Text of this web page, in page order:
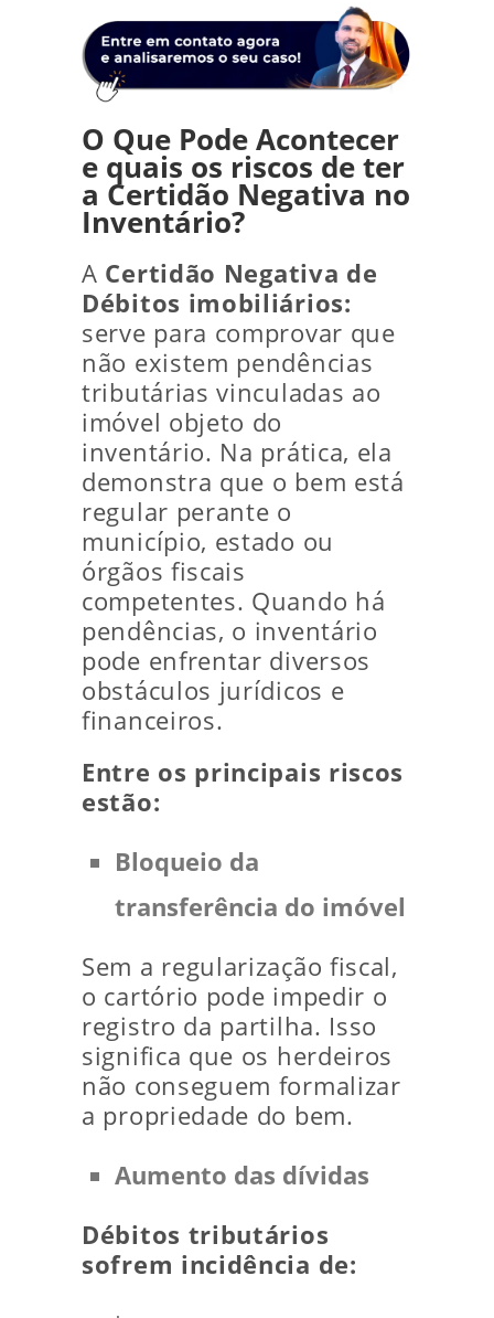
O Que Pode Acontecer
e quais os riscos de ter
a Certidão Negativa no
Inventário?
A Certidão Negativa de
Débitos imobiliários:
serve para comprovar que
não existem pendências
tributárias vinculadas ao
imóvel objeto do
inventário. Na prática, ela
demonstra que o bem está
regular perante o
município, estado ou
órgãos fiscais
competentes. Quando há
pendências, o inventário
pode enfrentar diversos
obstáculos jurídicos e
financeiros.
Entre os principais riscos
estão:
Bloqueio da
transferência do imóvel
Sem a regularização fiscal,
o cartório pode impedir o
registro da partilha. Isso
significa que os herdeiros
não conseguem formalizar
a propriedade do bem.
Aumento das dívidas
Débitos tributários
sofrem incidência de: